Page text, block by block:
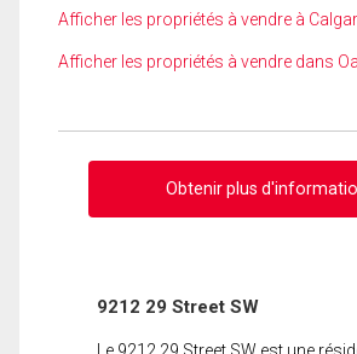
Afficher les propriétés à vendre à
Afficher les propriétés à vendre dans
Obtenir plus
9212 29 Street SW
Le 9212 29 Street SW est une